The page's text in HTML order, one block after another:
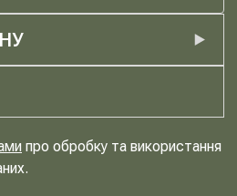
про обробку та використання